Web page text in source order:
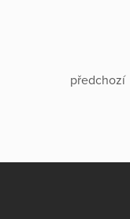
předchozí